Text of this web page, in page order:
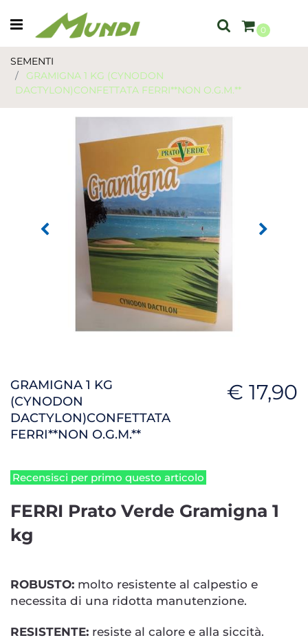
Open menu
0
SEMENTI
GRAMIGNA 1 KG (CYNODON
DACTYLON)CONFETTATA FERRI**NON O.G.M.**
GRAMIGNA 1 KG
(CYNODON
DACTYLON)CONFETTATA
FERRI**NON O.G.M.**
€ 17,90
Recensisci per primo questo articolo
FERRI Prato Verde Gramigna 1
kg
ROBUSTO: molto resistente al calpestio e
necessita di una ridotta manutenzione.
RESISTENTE: resiste al calore e alla siccità.